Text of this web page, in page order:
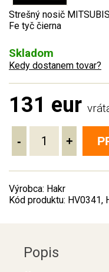
Strešný nosič
Fe tyč čierna
Skladom
Kedy dostanem tovar?
131 eur
- +
Výrobca: Hakr
Kód produktu: HV0341,
Popis